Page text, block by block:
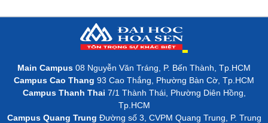
Main Campus 08 Nguyễn Văn Tráng, P. Bến Thành, Tp.HCM
Campus Cao Thang 93 Cao Thắng, Phường Bàn Cờ, Tp.HCM
Campus Thanh Thai 7/1 Thành Thái, Phường Diên Hồng,
Tp.HCM
Campus Quang Trung Đường số 3, CVPM Quang Trung, P. Trung